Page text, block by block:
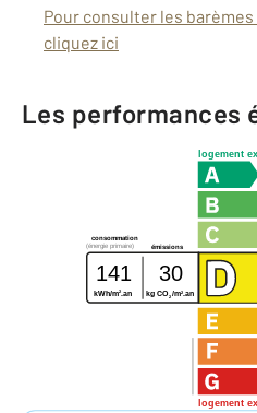
Pour consulter les
cliquez ici
Les performances
logement
logement
consommation
émissions
(énergie primaire)
141 30
kWh/m2.an kg CO2 /m2 .an